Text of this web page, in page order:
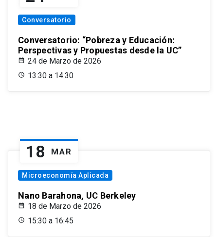
Conversatorio
Conversatorio: “Pobreza y Educación:
Perspectivas y Propuestas desde la UC”
24 de Marzo de 2026
13:30 a 14:30
18 MAR
Microeconomía Aplicada
Nano Barahona, UC Berkeley
18 de Marzo de 2026
15:30 a 16:45